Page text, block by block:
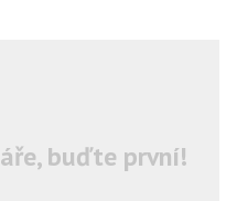
buďte první!